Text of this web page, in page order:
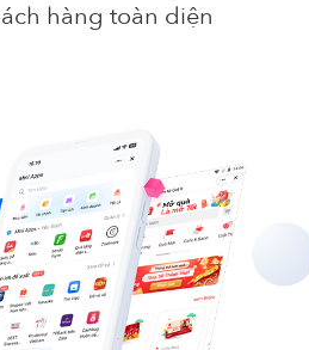
hàng toàn diện